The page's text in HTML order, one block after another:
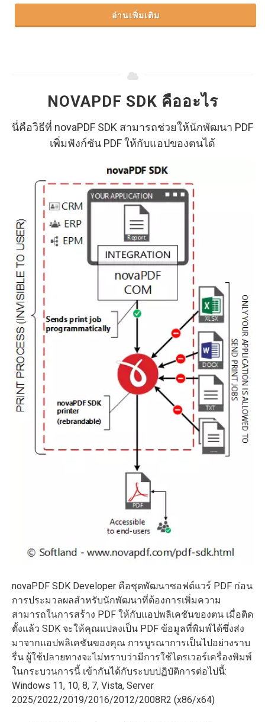
อ่านเพิ่มเติม
NOVAPDF SDK คืออะไร
นี่คือวิธีที่ novaPDF SDK สามารถช่วยให้นักพัฒนา PDF
เพิ่มฟังก์ชัน PDF ให้กับแอปของตนได้
novaPDF SDK Developer คือชุดพัฒนาซอฟต์แวร์ PDF ก่อน
การประมวลผลสำหรับนักพัฒนาที่ต้องการเพิ่มความ
สามารถในการสร้าง PDF ให้กับแอปพลิเคชันของตน เมื่อติด
ตั้งแล้ว SDK จะให้คุณแปลงเป็น PDF ข้อมูลที่พิมพ์ได้ซึ่งส่ง
มาจากแอปพลิเคชันของคุณ การบูรณาการเป็นไปอย่างราบ
รื่น ผู้ใช้ปลายทางจะไม่ทราบว่ามีการใช้ไดรเวอร์เครื่องพิมพ์
ในกระบวนการนี้ เข้ากันได้กับระบบปฏิบัติการต่อไปนี้:
Windows 11, 10, 8, 7, Vista, Server
2025/2022/2019/2016/2012/2008R2 (x86/x64)